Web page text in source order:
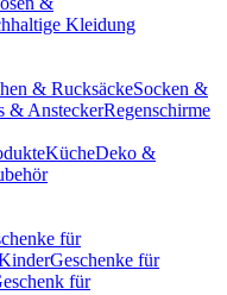
Kleidung
& RucksäckeSocken &
& AnsteckerRegenschirme
KücheDeko &
für
Geschenke für
für